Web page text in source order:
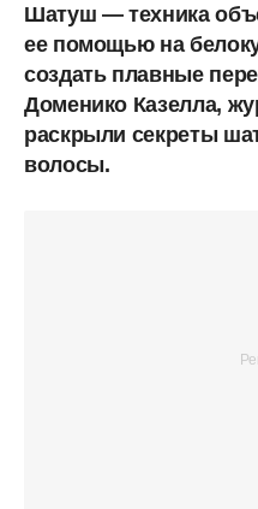
Шатуш — техника
ее помощью на
создать плавные
Доменико Казелла,
раскрыли секреты
волосы.